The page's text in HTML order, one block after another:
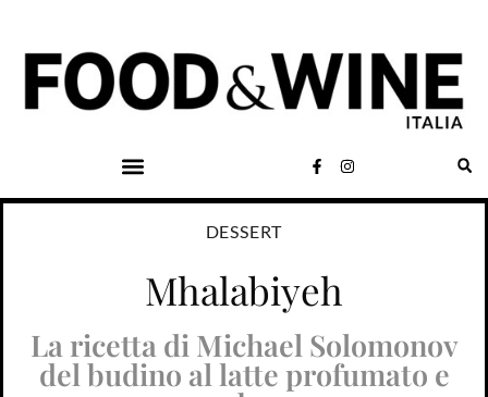
DESSERT
Mhalabiyeh
La ricetta di Michael Solomonov
del budino al latte profumato e